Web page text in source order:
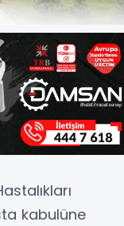
kabulüne